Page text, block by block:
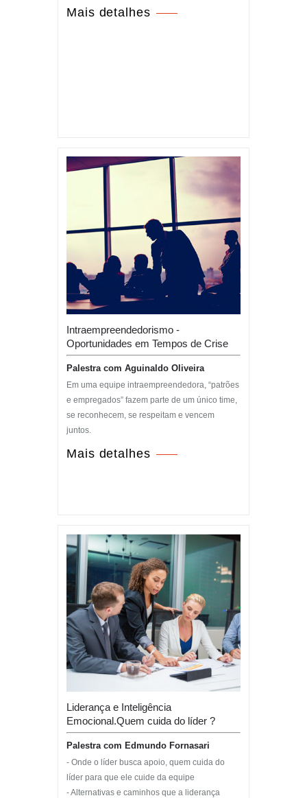
Mais detalhes
Intraempreendedorismo -
Oportunidades em Tempos de Crise
Palestra com Aguinaldo Oliveira
Em uma equipe intraempreendedora, “patrões
e empregados” fazem parte de um único time,
se reconhecem, se respeitam e vencem
juntos.
Mais detalhes
Liderança e Inteligência
Emocional.Quem cuida do líder ?
Palestra com Edmundo Fornasari
- Onde o líder busca apoio, quem cuida do
líder para que ele cuide da equipe
- Alternativas e caminhos que a liderança